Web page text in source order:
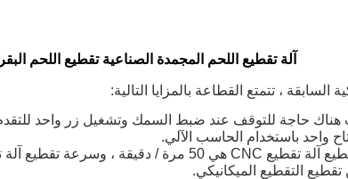
آلة تقطيع اللحم المجمدة الصناعية تقطيع اللحم
السابقة ، تتمتع القطاعة بالمزايا التالية:
هناك حاجة للتوقف عند ضبط السمك وتشغيل زر واحد
واحد باستخدام الحاسب الآلي.